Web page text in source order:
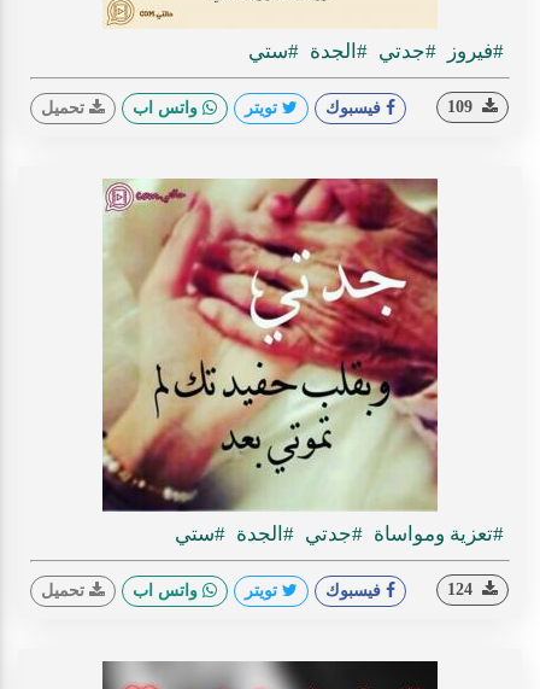
#فيروز #جدتي #الجدة #ستي
فيسبوك تويتر واتس اب تحميل
#تعزية ومواساة #جدتي #الجدة #ستي
فيسبوك تويتر واتس اب تحميل